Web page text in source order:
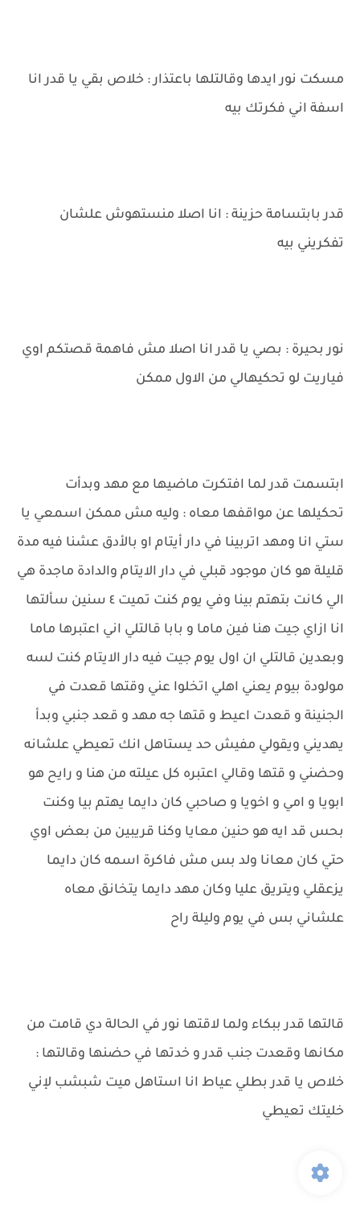
مسكت نور ايدها وقالتلها باعتذار : خلاص بقي يا قدر انا
اسفة اني فكرتك بيه
قدر بابتسامة حزينة : انا اصلا منستهوش علشان
تفكريني بيه
نور بحيرة : بصي يا قدر انا اصلا مش فاهمة قصتكم اوي
فياريت لو تحكيهالي من الاول ممكن
ابتسمت قدر لما افتكرت ماضيها مع مهد وبدأت
تحكيلها عن مواقفها معاه : وليه مش ممكن اسمعي يا
ستي انا ومهد اتربينا في دار أيتام او بالأدق عشنا فيه مدة
قليلة هو كان موجود قبلي في دار الايتام والدادة ماجدة هي
الي كانت بتهتم بينا وفي يوم كنت تميت ٤ سنين سألتها
انا ازاي جيت هنا فين ماما و بابا قالتلي اني اعتبرها ماما
وبعدين قالتلي ان اول يوم جيت فيه دار الايتام كنت لسه
مولودة بيوم يعني اهلي اتخلوا عني وقتها قعدت في
الجنينة و قعدت اعيط و قتها جه مهد و قعد جنبي وبدأ
يهديني ويقولي مفيش حد يستاهل انك تعيطي علشانه
وحضني و قتها وقالي اعتبره كل عيلته من هنا و رايح هو
ابويا و امي و اخويا و صاحبي كان دايما يهتم بيا وكنت
بحس قد ايه هو حنين معايا وكنا قريبين من بعض اوي
حتي كان معانا ولد بس مش فاكرة اسمه كان دايما
يزعقلي ويتريق عليا وكان مهد دايما يتخانق معاه
علشاني بس في يوم وليلة راح
قالتها قدر ببكاء ولما لاقتها نور في الحالة دي قامت من
مكانها وقعدت جنب قدر و خدتها في حضنها وقالتها :
خلاص يا قدر بطلي عياط انا استاهل ميت شبشب لإني
خليتك تعيطي